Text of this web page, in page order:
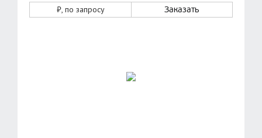
₽, по запросу Заказать